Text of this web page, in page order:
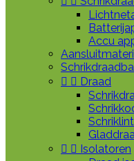
Accu
  Draad
Schriklint
  Isolatoren